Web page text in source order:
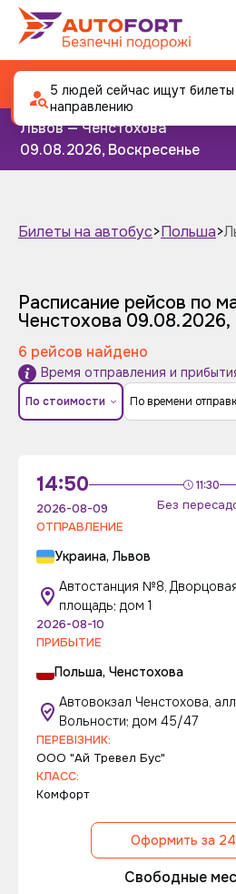
Автобус Львов -
Львов — Ченстохова
09.08.2026, Воскресенье
Билеты на автобус>Польша>
5 людей сейчас ищут
направлению
Расписание рейсов по
Ченстохова 09.08.2026,
6 рейсов найдено
Время отправления и
По стоимости По времени
14:50 11:30
Без
2026-08-09
ОТПРАВЛЕНИЕ
Украина, Львов
Автостанция №8,
площадь; дом 1
2026-08-10
ПРИБЫТИЕ
Польша, Ченстохова
Автовокзал Ченстохова,
Вольности; дом 45/47
ПЕРЕВІЗНИК:
ООО "Ай Тревел Бус"
КЛАСС:
Комфорт
Оформить за
Свободные